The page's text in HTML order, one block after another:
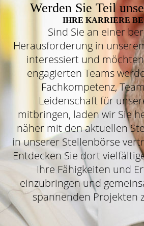
Werden Sie Teil
IHRE KARRIERE
Sind Sie an einer
Herausforderung in
interessiert und
engagierten Teams
Fachkompetenz,
Leidenschaft für
mitbringen, laden wir Sie
näher mit den aktuellen
in unserer Stellenbörse
Entdecken Sie dort
Ihre Fähigkeiten und
einzubringen und
spannenden Projekten